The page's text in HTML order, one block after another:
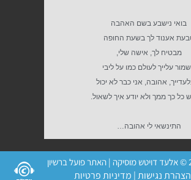
בואי נישבע בשם האהבה
אענוד לך בשעת החופה
מבטיח לך, אישה שלי,
עלייך לעולם כמו על ליבי
אהובה, אני כבר לא יכול
כל כך ממך ולא יודע איך לשאול.
התינשאי לי אהובה…
הצהרת נגישות| מדיניות פרטיות